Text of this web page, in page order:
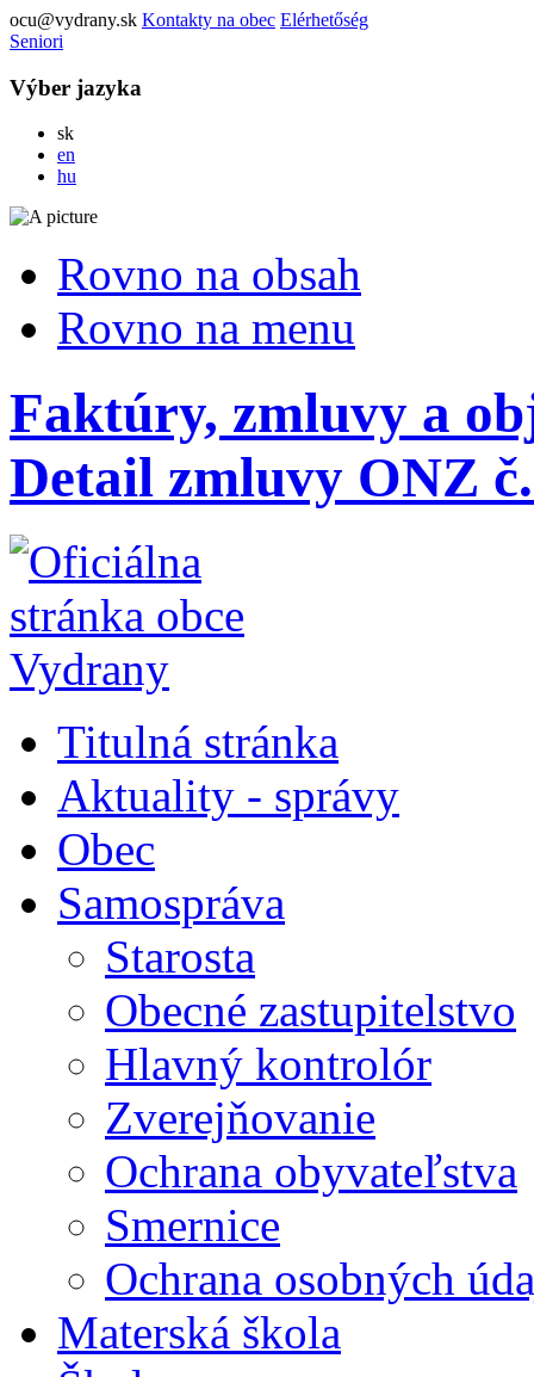
ocu@vydrany.sk Kontakty na obec Elérhetőség
Seniori
Výber jazyka
skSlovensky
en
hu
Rovno na obsah
Rovno na menu
Faktúry, zmluvy a
Detail zmluvy ONZ
Titulná stránka
Aktuality - správy
Obec
Samospráva
Starosta
Obecné zastupitelstvo
Hlavný kontrolór
Zverejňovanie
Ochrana obyvateľstva
Smernice
Ochrana osobných
Materská škola